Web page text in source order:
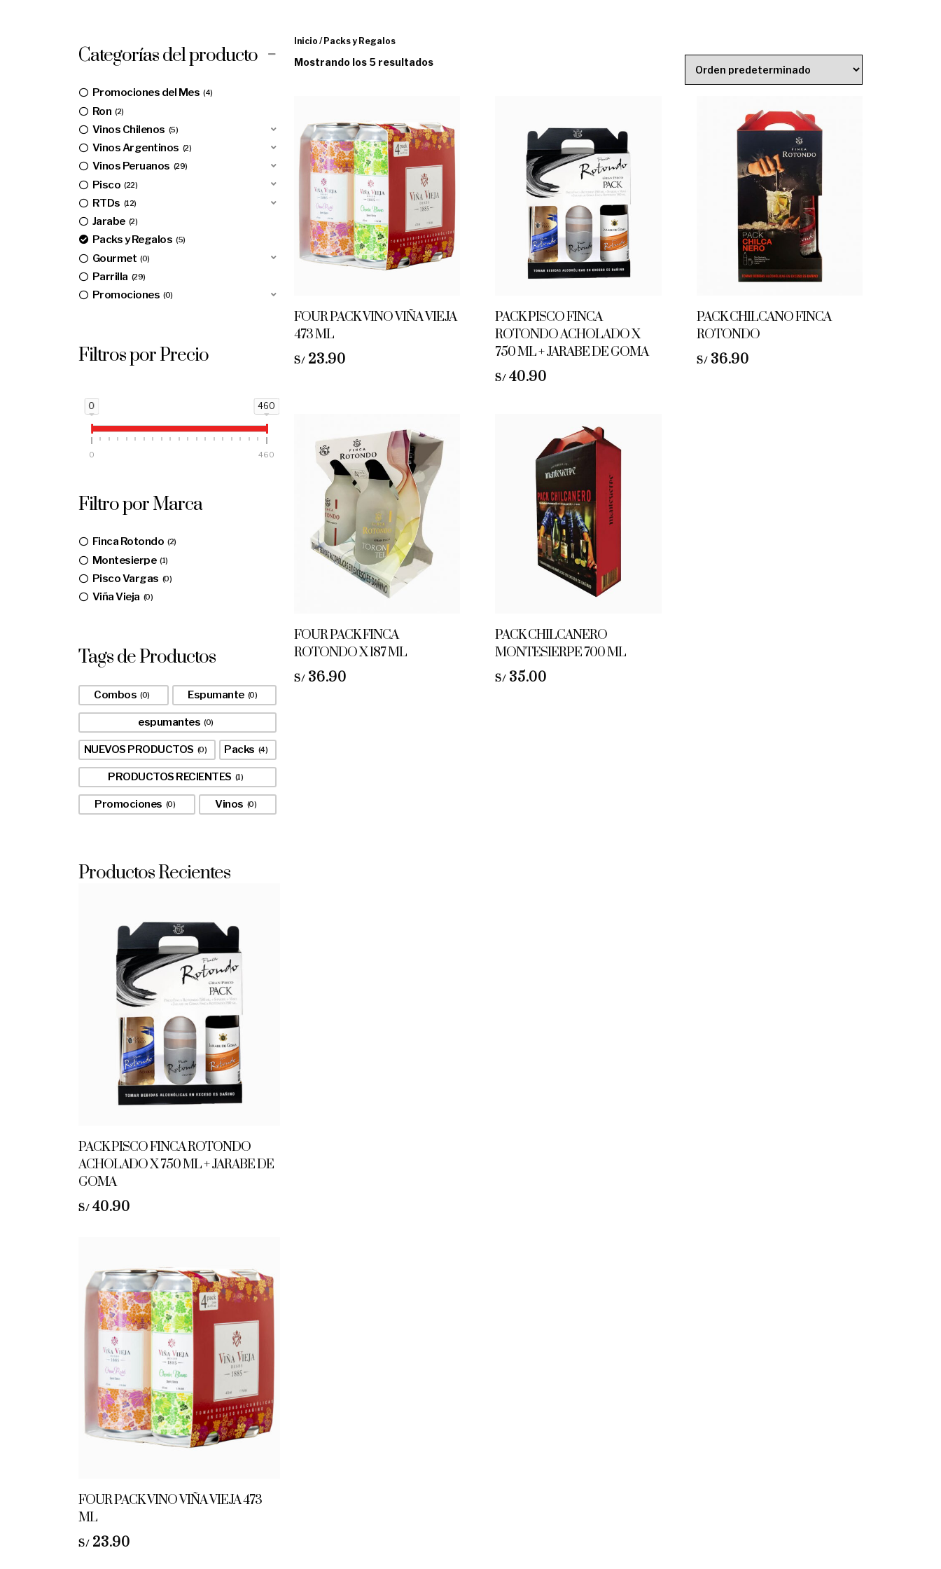
Categorías del producto
Promociones del Mes 4
Ron 2
Vinos Chilenos 5
Vinos Argentinos 2
Vinos Peruanos 29
Pisco 22
RTDs 12
Jarabe 2
Packs y Regalos 5
Gourmet 0
Parrilla 29
Promociones 0
Filtros por Precio
0 460
0 460
Filtro por Marca
Finca Rotondo 2
Montesierpe 1
Pisco Vargas 0
Viña Vieja 0
Tags de Productos
Combos 0 Espumante 0
espumantes 0
NUEVOS PRODUCTOS 0 Packs 4
PRODUCTOS RECIENTES 1
Promociones 0 Vinos 0
Productos Recientes
PACK PISCO FINCA ROTONDO
ACHOLADO X 750 ML + JARABE DE
GOMA
S/ 40.90
FOUR PACK VINO VIÑA VIEJA 473
ML
S/ 23.90
Inicio / Packs y Regalos
Mostrando los 5 resultados
FOUR PACK VINO VIÑA VIEJA
473 ML
S/ 23.90
PACK PISCO FINCA
ROTONDO ACHOLADO X
750 ML + JARABE DE GOMA
S/ 40.90
PACK CHILCANO FINCA
ROTONDO
S/ 36.90
FOUR PACK FINCA
ROTONDO X 187 ML
S/ 36.90
PACK CHILCANERO
MONTESIERPE 700 ML
S/ 35.00